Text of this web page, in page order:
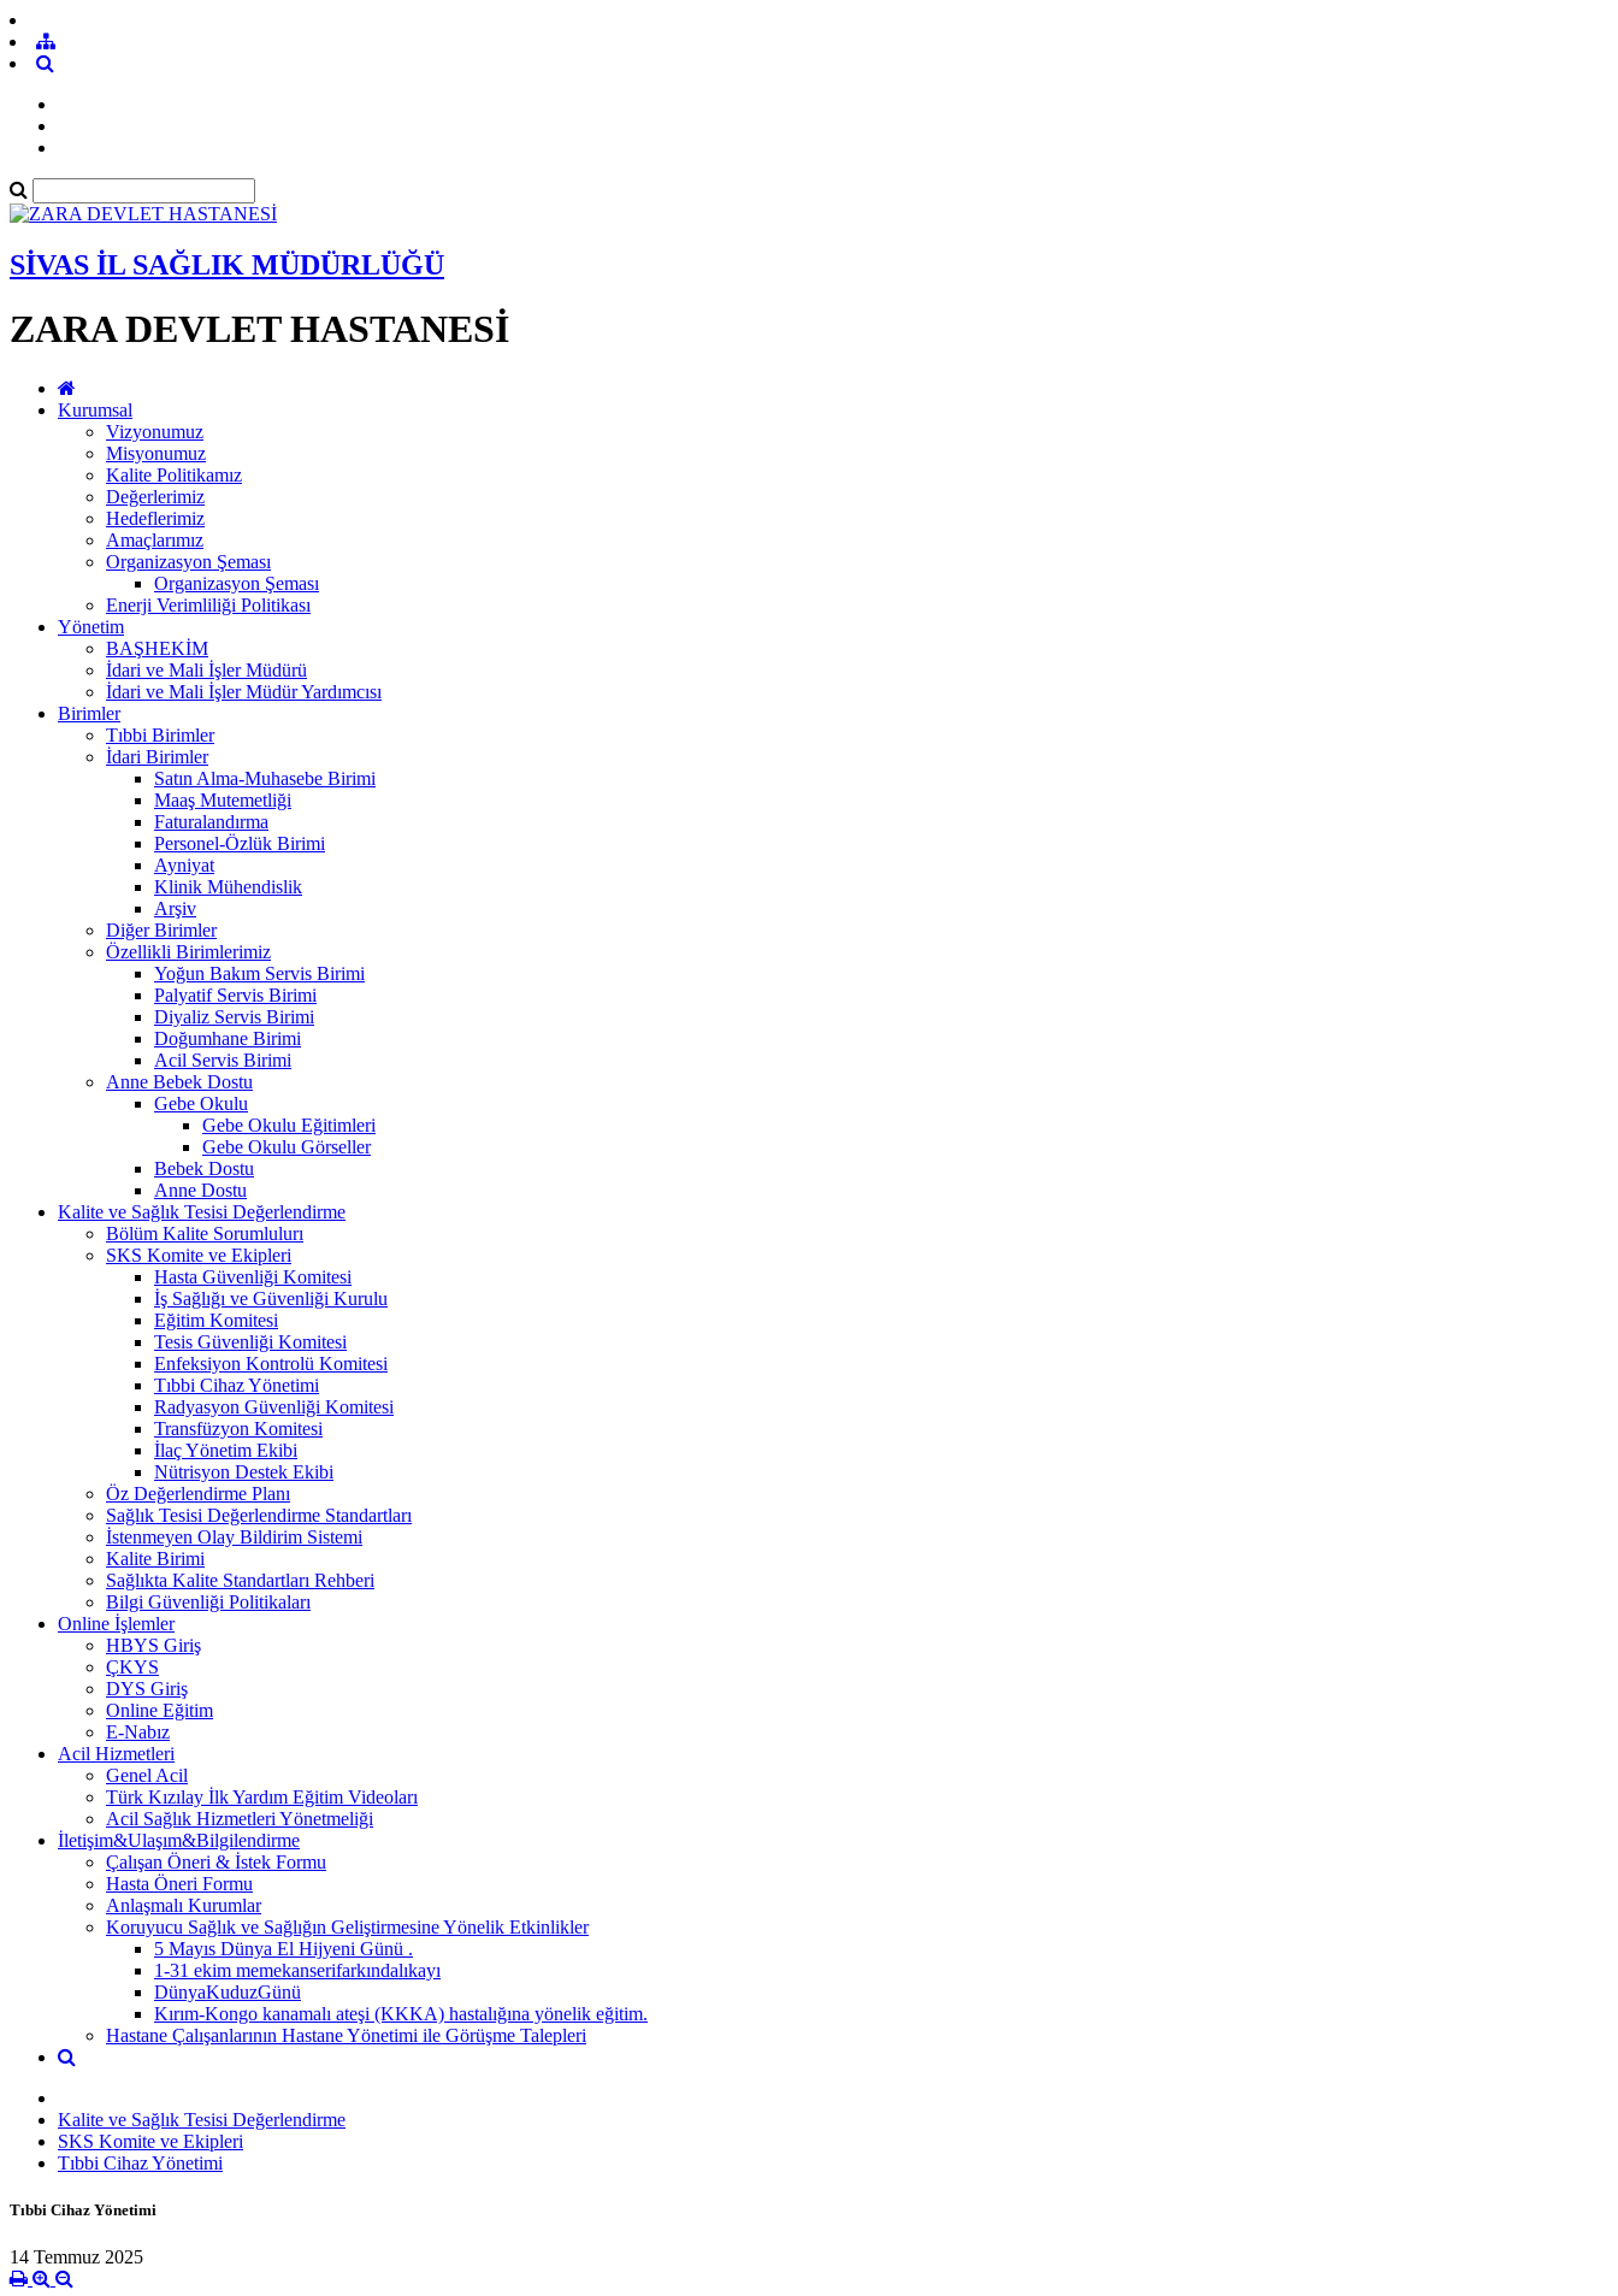
SİVAS İL SAĞLIK MÜDÜRLÜĞÜ
ZARA DEVLET HASTANESİ
Kurumsal
Vizyonumuz
Misyonumuz
Kalite Politikamız
Değerlerimiz
Hedeflerimiz
Amaçlarımız
Organizasyon Şeması
Organizasyon Şeması
Enerji Verimliliği Politikası
Yönetim
BAŞHEKİM
İdari ve Mali İşler Müdürü
İdari ve Mali İşler Müdür Yardımcısı
Birimler
Tıbbi Birimler
İdari Birimler
Satın Alma-Muhasebe Birimi
Maaş Mutemetliği
Faturalandırma
Personel-Özlük Birimi
Ayniyat
Klinik Mühendislik
Arşiv
Diğer Birimler
Özellikli Birimlerimiz
Yoğun Bakım Servis Birimi
Palyatif Servis Birimi
Diyaliz Servis Birimi
Doğumhane Birimi
Acil Servis Birimi
Anne Bebek Dostu
Gebe Okulu
Gebe Okulu Eğitimleri
Gebe Okulu Görseller
Bebek Dostu
Anne Dostu
Kalite ve Sağlık Tesisi Değerlendirme
Bölüm Kalite Sorumlulurı
SKS Komite ve Ekipleri
Hasta Güvenliği Komitesi
İş Sağlığı ve Güvenliği Kurulu
Eğitim Komitesi
Tesis Güvenliği Komitesi
Enfeksiyon Kontrolü Komitesi
Tıbbi Cihaz Yönetimi
Radyasyon Güvenliği Komitesi
Transfüzyon Komitesi
İlaç Yönetim Ekibi
Nütrisyon Destek Ekibi
Öz Değerlendirme Planı
Sağlık Tesisi Değerlendirme Standartları
İstenmeyen Olay Bildirim Sistemi
Kalite Birimi
Sağlıkta Kalite Standartları Rehberi
Bilgi Güvenliği Politikaları
Online İşlemler
HBYS Giriş
ÇKYS
DYS Giriş
Online Eğitim
E-Nabız
Acil Hizmetleri
Genel Acil
Türk Kızılay İlk Yardım Eğitim Videoları
Acil Sağlık Hizmetleri Yönetmeliği
İletişim&Ulaşım&Bilgilendirme
Çalışan Öneri & İstek Formu
Hasta Öneri Formu
Anlaşmalı Kurumlar
Koruyucu Sağlık ve Sağlığın Geliştirmesine Yönelik Etkinlikler
5 Mayıs Dünya El Hijyeni Günü .
1-31 ekim memekanserifarkındalıkayı
DünyaKuduzGünü
Kırım-Kongo kanamalı ateşi (KKKA) hastalığına yönelik eğitim.
Hastane Çalışanlarının Hastane Yönetimi ile Görüşme Talepleri
Kalite ve Sağlık Tesisi Değerlendirme
SKS Komite ve Ekipleri
Tıbbi Cihaz Yönetimi
Tıbbi Cihaz Yönetimi
14 Temmuz 2025